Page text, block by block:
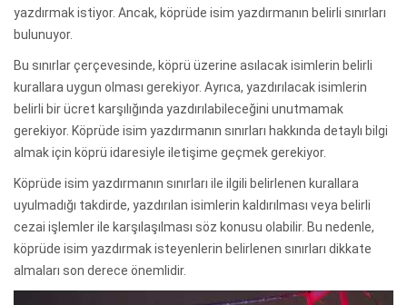
yazdırmak istiyor. Ancak, köprüde isim yazdırmanın belirli sınırları
bulunuyor.
Bu sınırlar çerçevesinde, köprü üzerine asılacak isimlerin belirli
kurallara uygun olması gerekiyor. Ayrıca, yazdırılacak isimlerin
belirli bir ücret karşılığında yazdırılabileceğini unutmamak
gerekiyor. Köprüde isim yazdırmanın sınırları hakkında detaylı bilgi
almak için köprü idaresiyle iletişime geçmek gerekiyor.
Köprüde isim yazdırmanın sınırları ile ilgili belirlenen kurallara
uyulmadığı takdirde, yazdırılan isimlerin kaldırılması veya belirli
cezai işlemler ile karşılaşılması söz konusu olabilir. Bu nedenle,
köprüde isim yazdırmak isteyenlerin belirlenen sınırları dikkate
almaları son derece önemlidir.